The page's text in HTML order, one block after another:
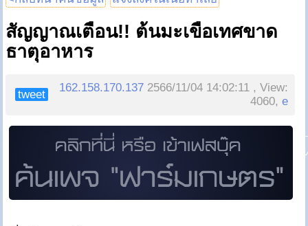
สัญญาณเตือน!! ต้นมะเขือเทศขาด
ธาตุอาหาร
tweet
162.158.170.137 2566/11/04 14:02:11 , View:
4060,e